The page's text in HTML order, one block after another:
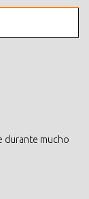
durante mucho